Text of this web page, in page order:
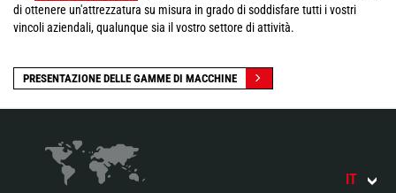
di ottenere un'attrezzatura su misura in grado di soddisfare tutti i vostri
vincoli aziendali, qualunque sia il vostro settore di attività.
PRESENTAZIONE DELLE GAMME DI MACCHINE
IT